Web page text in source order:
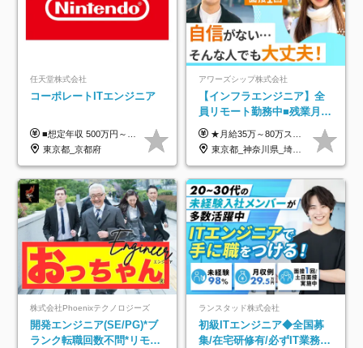
任天堂株式会社
コーポレートITエンジニア
■想定年収 500万円～900万円 月給制 月給278,000円～ ※残業が発生した場合、残業代を別途全額支給します ※試用期間2ヶ月あり(待遇や給与に差異はありません)
東京都_京都府
アワーズシップ株式会社
【インフラエンジニア】全
員リモート勤務中■残業月
3h■最大3ヶ月の連休あり■
年休126日■20～30代活躍
中！
★月給35万～80万スタートも可 【未経験の方】 ■月給26万～80万＋賞与年2回（年2ヶ月分） 【何かしらのインフラエンジニア経験をお持ちの方】 ■月給35万～80万＋賞与年2回（年2ヶ月分） ※スキル・経験などを考慮し決定します ※試用期間6ヶ月あり。期間中は契約社員となります。その他の待遇に差異はありません（試用期間終了後、昇給の可能性あり） ※上記金額には固定残業代（月30時間分／4万9600円～15万2600円）を含みます。超過分は別途支給いたします。 ＼頑張りはインセンティブで還元！／ クライアントに貢献度を評価され、当社のエンジニアが追加で案件に参画することになるなど、会社にとって利益になる行動はしっかり評価します。 会社の成長に貢献できていることを実感でき、「もっと頑張ろう」と思える体制づくりを整えています！
東京都_神奈川県_埼玉県_千葉県_大阪府
株式会社Phoenixテクノロジーズ
開発エンジニア(SE/PG)*ブ
ランク転職回数不問*リモー
ランスタッド株式会社
初級ITエンジニア◆全国募
集/在宅研修有/必ずIT業務配